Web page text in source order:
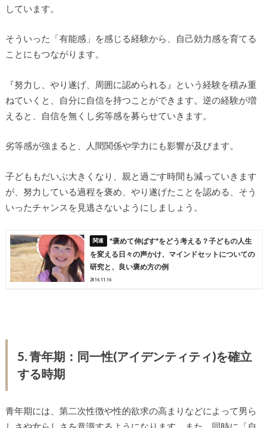
しています。
そういった「有能感」を感じる経験から、自己効力感を育てる
ことにもつながります。
『努力し、やり遂げ、周囲に認められる』という経験を積み重
ねていくと、自分に自信を持つことができます。逆の経験が増
えると、自信を無くし劣等感を募らせていきます。
劣等感が強まると、人間関係や学力にも影響が及びます。
子どももだいぶ大きくなり、親と過ごす時間も減っていきます
が、努力している過程を褒め、やり遂げたことを認める、そう
いったチャンスを見逃さないようにしましょう。
"褒めて伸ばす"をどう考える？子どもの人生
を変える日々の声かけ、マインドセットについての
研究と、良い褒め方の例
2016.11.16
5. 青年期：同一性(アイデンティティ)を確立
する時期
青年期には、第二次性徴や性的欲求の高まりなどによって男ら